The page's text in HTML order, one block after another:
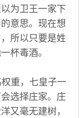
为卫王一家下
意思。现在想
所以只要是姓
杯毒酒。
重，七皇子一
选择庄家。庄
又毫无建树，